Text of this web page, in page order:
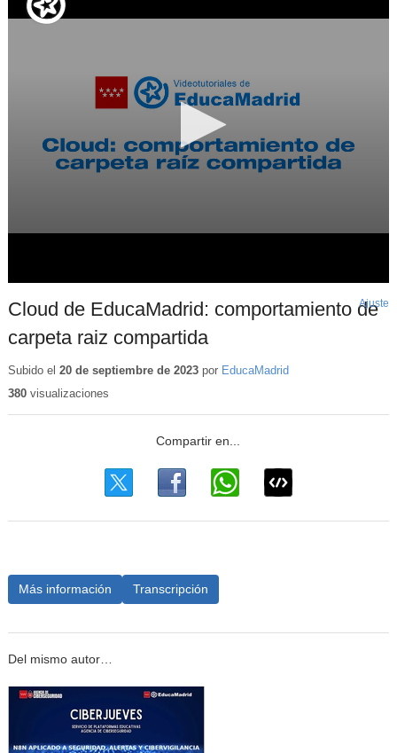
Cloud de EducaMadrid: comportamiento de
carpeta raiz compartida
Ajuste
Subido el 20 de septiembre de 2023por EducaMadrid
380visualizaciones
Más información Transcripción
Del mismo autor…